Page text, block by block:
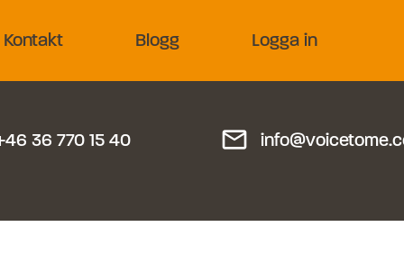
Kontakt Blogg Logga in
36 770 15 40 mail_outline